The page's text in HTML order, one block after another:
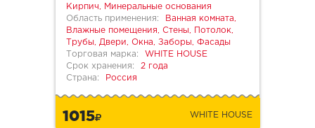
Кирпич, Минеральные основания
Область применения:
Ванная комната,
Влажные помещения, Стены, Потолок,
Трубы, Двери, Окна, Заборы, Фасады
Торговая марка:
WHITE HOUSE
Срок хранения:
2 года
Страна:
Россия
1015 WHITE HOUSE